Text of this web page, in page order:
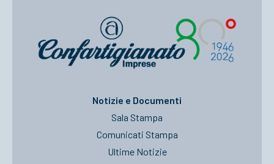
Notizie e Documenti
Sala Stampa
Comunicati Stampa
Ultime Notizie